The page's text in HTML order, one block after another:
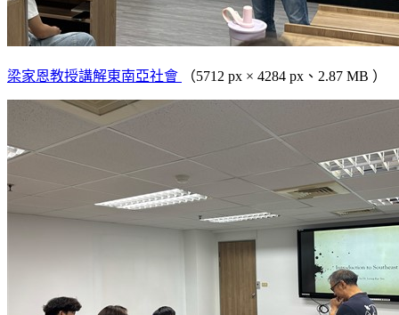
梁家恩教授講解東南亞社會 （5712 px × 4284 px、2.87 MB ）